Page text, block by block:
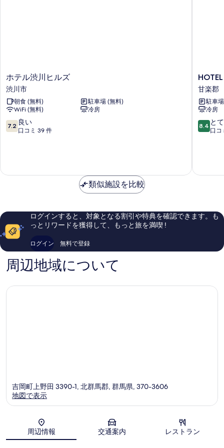
の
写
真
を
表
る
ホ
テ
ル
渋
川
ヒ
ル
ホテル渋川ヒルズ
渋川市
朝食 (無料)
駐車場 (無料)
WiFi (無料)
冷房
10
段
い、
39
件
の
ミ
7.2 良い
口コミ 39 件
HOTEL
R9
The
Yard
甘
楽
甘
甘楽郡
駐車
冷房
10
段
て
口
コ
8.4 と
口コ
類似施設を比較
ログインすると、対象となる割引や特典を確認できます。も
っとリワードを獲得して、もっと旅を満喫 !
ログイン 無料で登録
周辺地域について
地図
吉岡町上野田 3390-1, 北群馬郡, 群馬県, 370-3606
地図で表示
周辺情報 交通案内 レストラン